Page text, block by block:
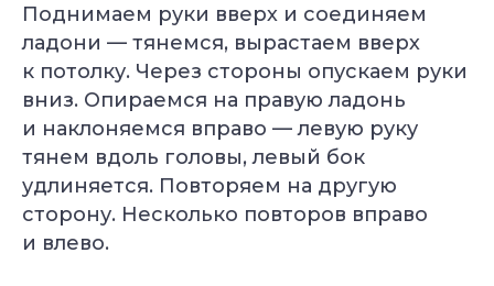
Поднимаем руки вверх и соединяем
ладони — тянемся, вырастаем вверх
к потолку. Через стороны опускаем руки
вниз. Опираемся на правую ладонь
и наклоняемся вправо — левую руку
тянем вдоль головы, левый бок
удлиняется. Повторяем на другую
сторону. Несколько повторов вправо
и влево.